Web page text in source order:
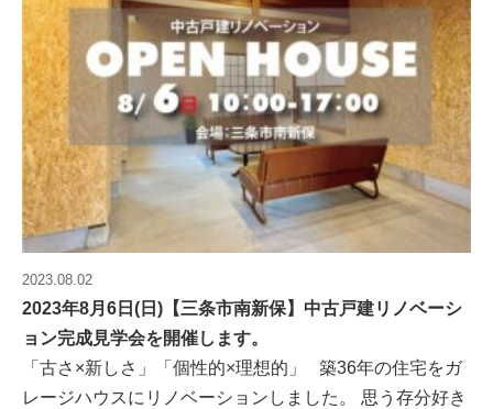
2023.08.02
2023年8月6日(日)【三条市南新保】中古戸建リノベーシ
ョン完成見学会を開催します。
「古さ×新しさ」「個性的×理想的」 築36年の住宅をガ
レージハウスにリノベーションしました。 思う存分好き